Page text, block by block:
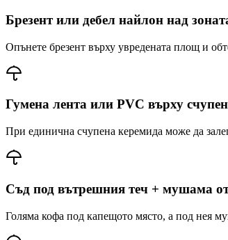
Брезент или дебел найлон над
Опънете брезент върху увредената площ и
Гумена лента или PVC върху
При единична счупена керемида може да
Съд под вътрешния теч + мушама
Голяма кофа под капещото място, а под нея